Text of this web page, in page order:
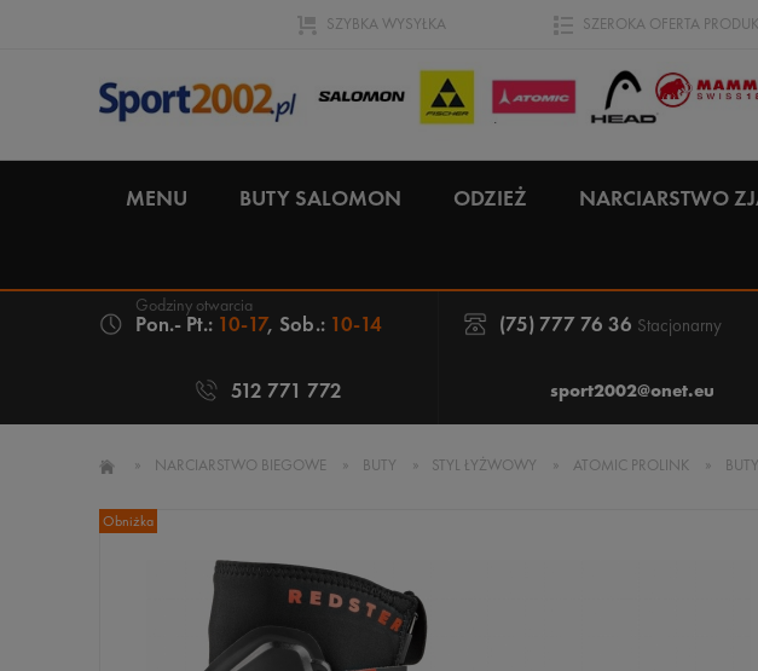
SZYBKA WYSYŁKA SZEROKA OFERTA
MENU BUTY SALOMON ODZIEŻ NARCIARSTWO
Pon.- Pt.: 10-17, Sob.: 10-14 (75) 777 76 36 Stacjonarny
512 771 772 sport2002@onet.eu
» NARCIARSTWO BIEGOWE » BUTY » STYL ŁYŻWOWY » ATOMIC PROLINK »
Obniżka